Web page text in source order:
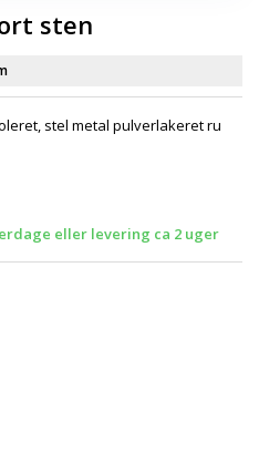
sten
stel metal pulverlakeret ru
eller levering ca 2 uger